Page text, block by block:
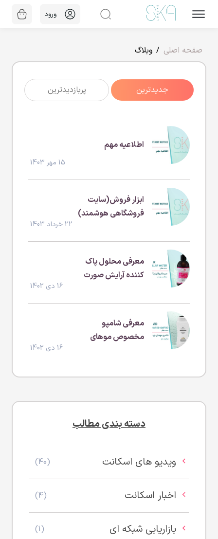
ورود
صفحه اصلی وبلاگ
جدیدترین پربازدیدترین
اطلاعیه مهم
15 مهر 1403
ابزار فروش(سایت
فروشگاهی هوشمند)
22 خرداد 1403
معرفی محلول پاک
کننده آرایش صورت
پارابن )
16 دی 1402
معرفی شامپو
مخصوص موهای
16 دی 1402
دسته بندی مطالب
ویدیو های اسکانت (40)
اخبار اسکانت (4)
بازاریابی شبکه ای (1)